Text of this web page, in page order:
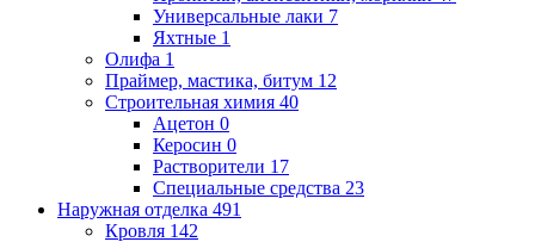
Универсальные лаки 7
Яхтные 1
Олифа 1
Праймер, мастика, битум 12
Строительная химия 40
Ацетон 0
Керосин 0
Растворители 17
Специальные средства 23
Наружная отделка 491
Кровля 142